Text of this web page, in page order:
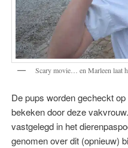
Scary movie… en Marleen laat
De pups worden gecheckt
bekeken door deze
vastgelegd in het
genomen over dit (opnieuw)